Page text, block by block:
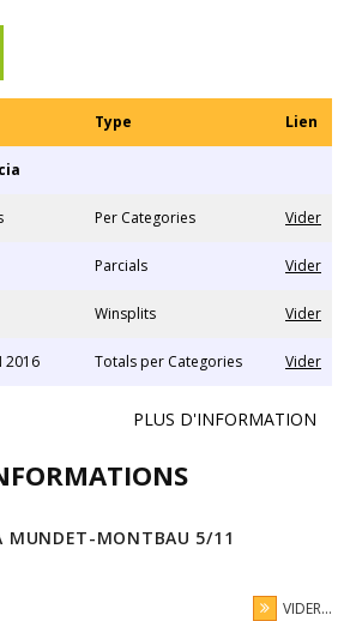
Type Lien
Per Categories Vider
Parcials Vider
Winsplits Vider
2016 Totals per Categories Vider
PLUS D'INFORMATION
MUNDET-MONTBAU 5/11
VIDER...